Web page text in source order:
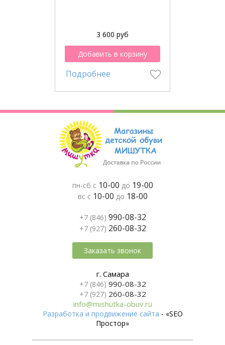
3 600 руб
Добавить в корзину
Подробнее
пн-сб с 10-00 до 19-00
вс с 10-00 до 18-00
+7 (846) 990-08-32
+7 (927) 260-08-32
Заказать звонок
г. Самара
+7 (846) 990-08-32
+7 (927) 260-08-32
info@mishutka-obuv.ru
Разработка и продвижение сайта - «SEO
Простор»